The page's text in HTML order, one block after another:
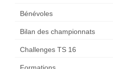
Bénévoles
Bilan des championnats
Challenges TS 16